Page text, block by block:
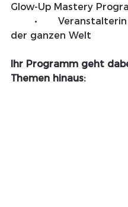
Glow-Up Mastery
der ganzen Welt
Ihr Programm geht
Themen hinaus: